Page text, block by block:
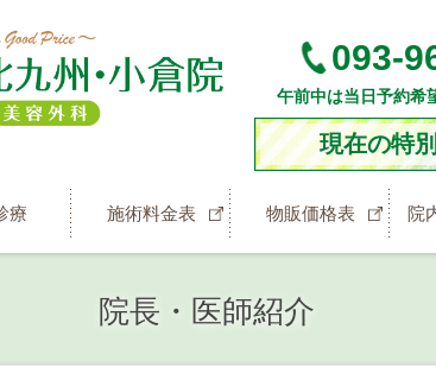
093-
午前中は当日予約希
現在の特
療 施術料金表 物販価格表 院
院長・医師紹介